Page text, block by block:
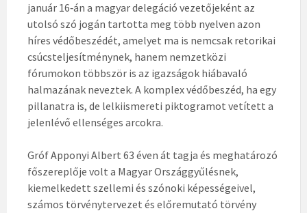
január 16‑án a magyar delegáció vezetőjeként az
utolsó szó jogán tartotta meg több nyelven azon
híres védőbeszédét, amelyet ma is nemcsak retorikai
csúcsteljesítménynek, hanem nemzetközi
fórumokon többször is az igazságok hiábavaló
halmazának neveztek. A komplex védőbeszéd, ha egy
pillanatra is, de lelkiismereti piktogramot vetített a
jelenlévő ellenséges arcokra.
Gróf Apponyi Albert 63 éven át tagja és meghatározó
főszereplője volt a Magyar Országgyűlésnek,
kiemelkedett szellemi és szónoki képességeivel,
számos törvénytervezet és előremutató törvény